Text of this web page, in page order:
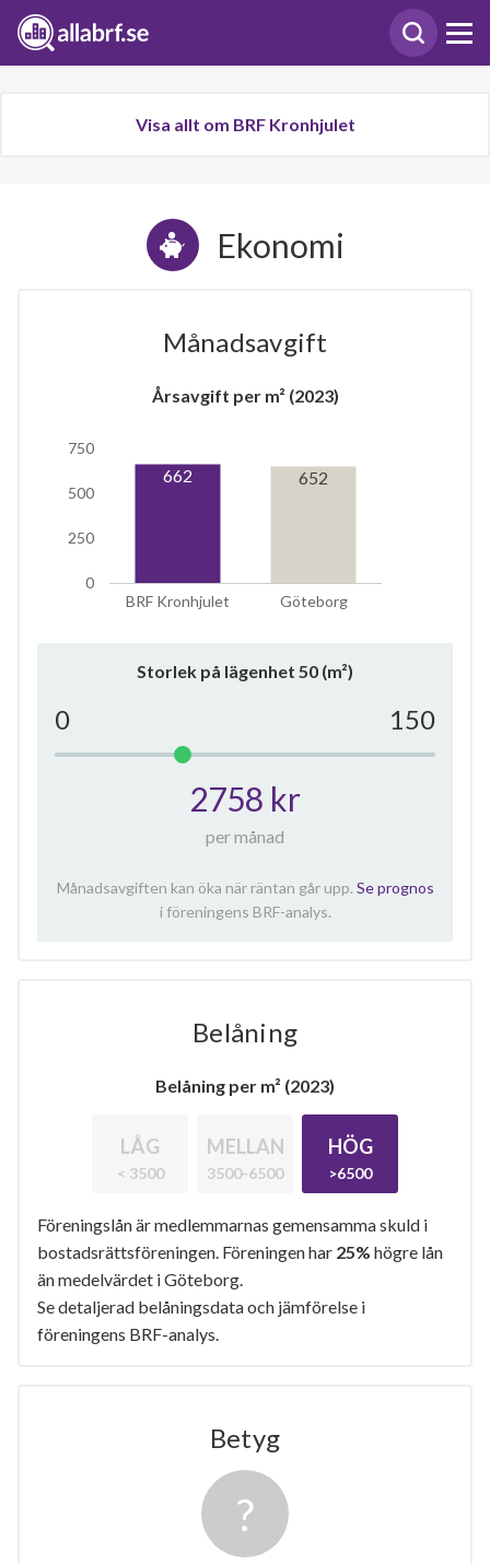
Visa allt om BRF Kronhjulet
Ekonomi
Månadsavgift
Årsavgift per m² (2023)
BRF Kronhjulet Göteborg
0
250
500
750
662 652
Storlek på lägenhet 50 (m²)
0 150
2758 kr
per månad
Månadsavgiften kan öka när räntan går upp. Se prognos
i föreningens BRF-analys.
Belåning
Belåning per m² (2023)
LÅG
< 3500
MELLAN
3500-6500
HÖG
>6500
Föreningslån är medlemmarnas gemensamma skuld i
bostadsrättsföreningen. Föreningen har 25% högre lån
än medelvärdet i Göteborg.
Se detaljerad belåningsdata och jämförelse i
föreningens BRF-analys.
Betyg